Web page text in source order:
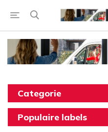
Categorie
Populaire labels